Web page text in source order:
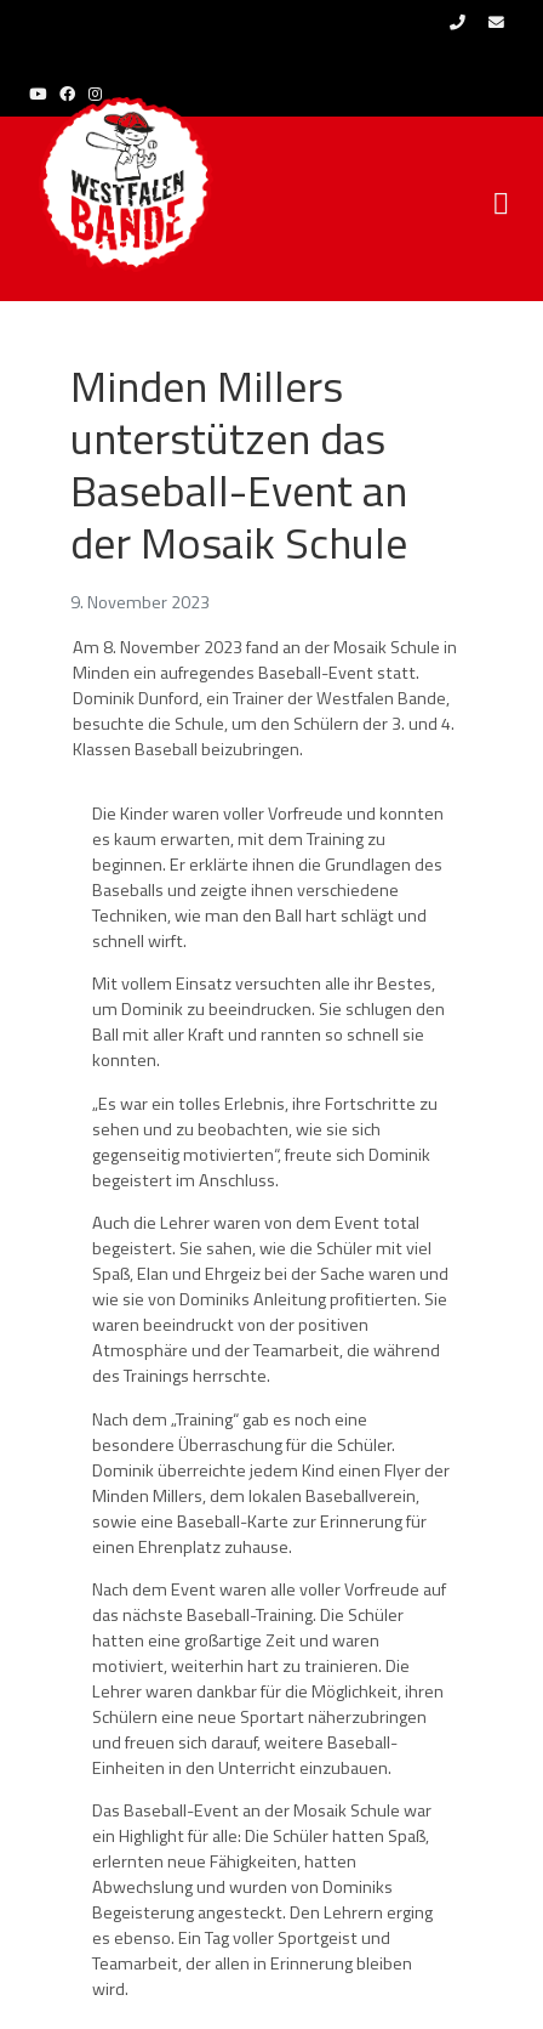
Minden Millers
unterstützen das
Baseball-Event an
der Mosaik Schule
9. November 2023
Am 8. November 2023 fand an der Mosaik Schule in
Minden ein aufregendes Baseball-Event statt.
Dominik Dunford, ein Trainer der Westfalen Bande,
besuchte die Schule, um den Schülern der 3. und 4.
Klassen Baseball beizubringen.
Die Kinder waren voller Vorfreude und konnten
es kaum erwarten, mit dem Training zu
beginnen. Er erklärte ihnen die Grundlagen des
Baseballs und zeigte ihnen verschiedene
Techniken, wie man den Ball hart schlägt und
schnell wirft.
Mit vollem Einsatz versuchten alle ihr Bestes,
um Dominik zu beeindrucken. Sie schlugen den
Ball mit aller Kraft und rannten so schnell sie
konnten.
„Es war ein tolles Erlebnis, ihre Fortschritte zu
sehen und zu beobachten, wie sie sich
gegenseitig motivierten“, freute sich Dominik
begeistert im Anschluss.
Auch die Lehrer waren von dem Event total
begeistert. Sie sahen, wie die Schüler mit viel
Spaß, Elan und Ehrgeiz bei der Sache waren und
wie sie von Dominiks Anleitung profitierten. Sie
waren beeindruckt von der positiven
Atmosphäre und der Teamarbeit, die während
des Trainings herrschte.
Nach dem „Training“ gab es noch eine
besondere Überraschung für die Schüler.
Dominik überreichte jedem Kind einen Flyer der
Minden Millers, dem lokalen Baseballverein,
sowie eine Baseball-Karte zur Erinnerung für
einen Ehrenplatz zuhause.
Nach dem Event waren alle voller Vorfreude auf
das nächste Baseball-Training. Die Schüler
hatten eine großartige Zeit und waren
motiviert, weiterhin hart zu trainieren. Die
Lehrer waren dankbar für die Möglichkeit, ihren
Schülern eine neue Sportart näherzubringen
und freuen sich darauf, weitere Baseball-
Einheiten in den Unterricht einzubauen.
Das Baseball-Event an der Mosaik Schule war
ein Highlight für alle: Die Schüler hatten Spaß,
erlernten neue Fähigkeiten, hatten
Abwechslung und wurden von Dominiks
Begeisterung angesteckt. Den Lehrern erging
es ebenso. Ein Tag voller Sportgeist und
Teamarbeit, der allen in Erinnerung bleiben
wird.